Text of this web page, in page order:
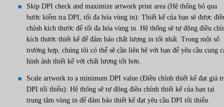
Skip DPI check and maximize artwork print area (Hệ thống bỏ qua
bước kiểm tra DPI, tối đa hóa vùng in): Thiết kế của bạn sẽ được
chỉnh kích thước để tối đa hóa vùng in. Hệ thống sẽ tự động điều
kích thước thiết kế để đảm bảo chất lượng in tốt nhất. Trong một số
trường hợp, chúng tôi có thể sẽ cần liên hệ với bạn để yêu cầu cung
hình ảnh thiết kế với chất lượng tốt hơn.
Scale artwork to a minimum DPI value (Điều chỉnh thiết kế đạt giá
DPI tối thiểu): Hệ thống sẽ tự động điều chỉnh thiết kế của bạn tại
trung tâm vùng in để đảm bảo thiết kế đạt yêu cầu DPI tối thiểu.